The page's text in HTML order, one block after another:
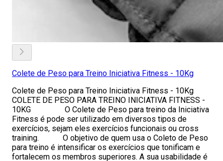
Colete de Peso para Treino Iniciativa Fitness - 10Kg
Colete de Peso para Treino Iniciativa Fitness - 10Kg
COLETE DE PESO PARA TREINO INICIATIVA FITNESS -
10KG O Colete de Peso para treino da Iniciativa
Fitness é pode ser utilizado em diversos tipos de
exercícios, sejam eles exercícios funcionais ou cross
training. O objetivo de quem usa o Coleto de Peso
para treino é intensificar os exercícios que tonificam e
fortalecem os membros superiores. A sua usabilidade é